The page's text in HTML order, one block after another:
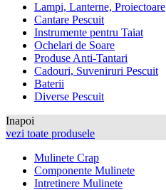
Lampi, Lanterne, Proiectoare
Cantare Pescuit
Instrumente pentru Taiat
Ochelari de Soare
Produse Anti-Tantari
Cadouri, Suveniruri Pescuit
Baterii
Diverse Pescuit
Inapoi
vezi toate produsele
Mulinete Crap
Componente Mulinete
Intretinere Mulinete